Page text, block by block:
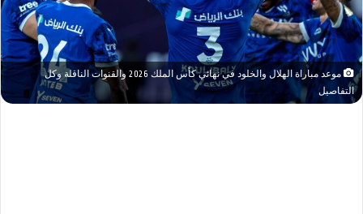
موعد مباراة الهلال والخلود في نهائي كأس الملك 2026 والقنوات الناقلة وكل
التفاصيل